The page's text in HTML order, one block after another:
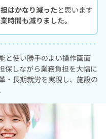
はかなり減ったと思います
時間も減りました。
と使い勝手のよい操作画面
保しながら業務負担を大幅に
・長期就労を実現し、施設の